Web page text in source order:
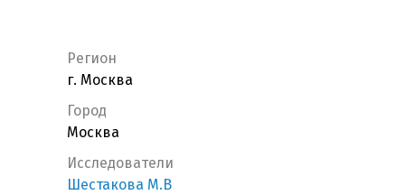
Регион
г. Москва
Город
Москва
Исследователи
Шестакова М.В